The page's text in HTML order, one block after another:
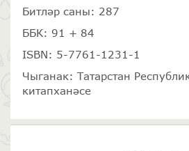
Битләр саны: 287
ББК: 91 + 84
ISBN: 5-7761-1231-1
Чыганак: Татарстан
китапханәсе